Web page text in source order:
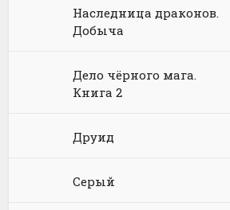
Юмористическая фантастика
Фэнтези про драконов
Юмористическое фэнтези
Наследница драконов.
Добыча
Дело чёрного мага.
Книга 2
Друид
Серый